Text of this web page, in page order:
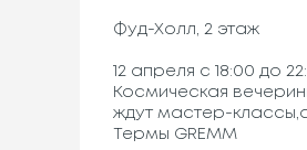
Фуд-Холл, 2 этаж
12 апреля с 18:00 до
Космическая
ждут мастер-
Термы GREMM